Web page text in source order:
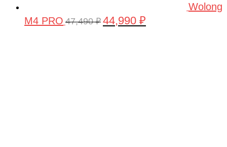
Wolong
M4 PRO 47,490₽ Первоначальная
44,990 ₽